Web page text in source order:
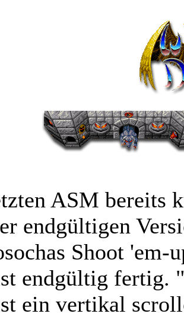
ASM bereits
endgültigen
Shoot 'em-
endgültig fertig.
ein vertikal